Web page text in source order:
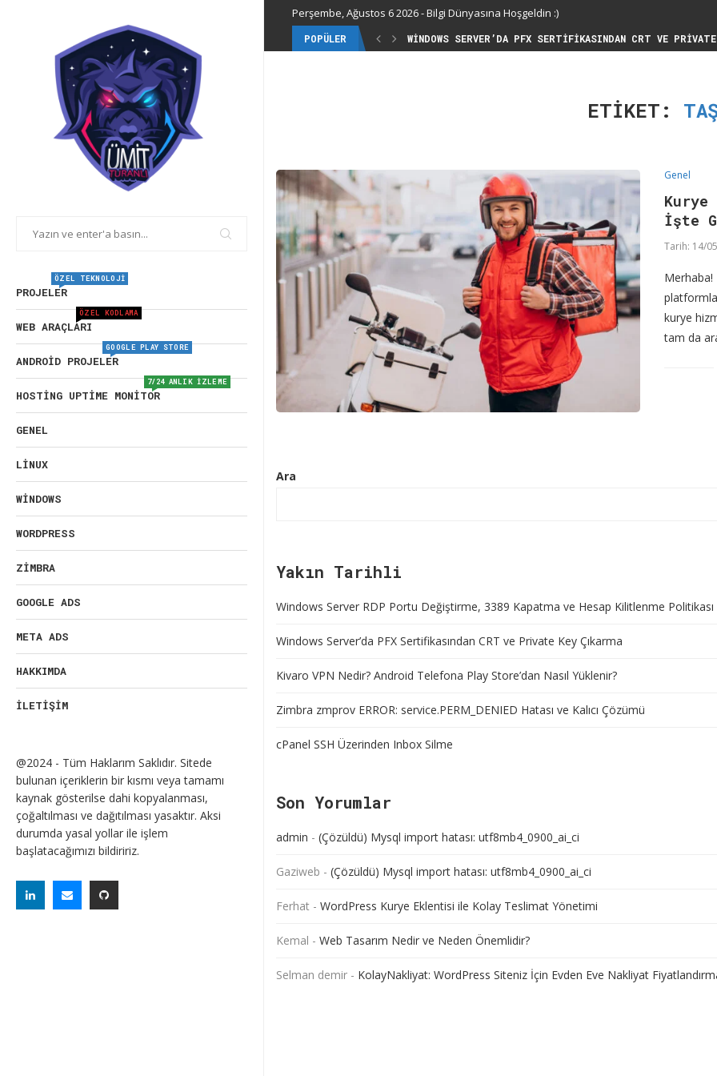
PROJELER
ÖZEL TEKNOLOJI
WEB ARAÇLARI
ÖZEL KODLAMA
ANDROID PROJELER
GOOGLE PLAY STORE
HOSTING UPTIME MONITOR
7/24 ANLIK İZLEME
GENEL
LINUX
WINDOWS
WORDPRESS
ZIMBRA
GOOGLE ADS
META ADS
HAKKIMDA
İLETIŞIM
@2024 - Tüm Haklarım Saklıdır. Sitede
bulunan içeriklerin bir kısmı veya tamamı
kaynak gösterilse dahi kopyalanması,
çoğaltılması ve dağıtılması yasaktır. Aksi
durumda yasal yollar ile işlem
başlatacağımızı bildiririz.
Perşembe, Ağustos 6 2026 - Bilgi Dünyasına Hoşgeldin :)
POPÜLER WINDOWS SERVER’DA PFX SERTIFIKASINDAN CRT VE
ETIKET:
Genel
İşte
Tarih: 14/
Merhaba!
kurye
tam da
Ara
Yakın Tarihli
Windows Server RDP Portu Değiştirme, 3389 Kapatma ve Hesap Kilitlenme Politikası
Windows Server’da PFX Sertifikasından CRT ve Private Key Çıkarma
Kivaro VPN Nedir? Android Telefona Play Store’dan Nasıl Yüklenir?
Zimbra zmprov ERROR: service.PERM_DENIED Hatası ve Kalıcı Çözümü
cPanel SSH Üzerinden Inbox Silme
Son Yorumlar
admin - (Çözüldü) Mysql import hatası: utf8mb4_0900_ai_ci
Gaziweb - (Çözüldü) Mysql import hatası: utf8mb4_0900_ai_ci
Ferhat - WordPress Kurye Eklentisi ile Kolay Teslimat Yönetimi
Kemal - Web Tasarım Nedir ve Neden Önemlidir?
Selman demir - KolayNakliyat: WordPress Siteniz İçin Evden Eve Nakliyat